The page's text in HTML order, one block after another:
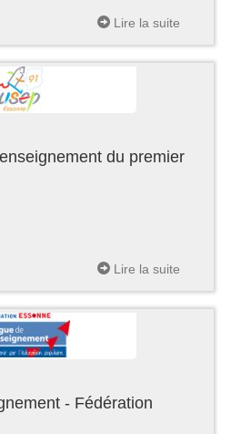
Lire la suite
du premier
Lire la suite
- Fédération